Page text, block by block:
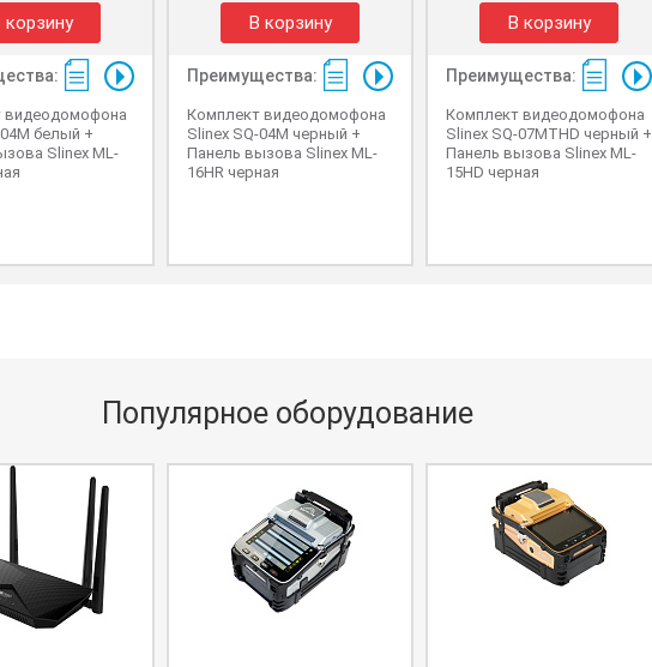
корзину
видеодомофона
белый +
Slinex ML-
В корзину
Преимущества:
Комплект видеодомофона
Slinex SQ-04M черный +
Панель вызова Slinex ML-
16HR черная
В корзину
Преимущества:
Комплект видеодомофона
Slinex SQ-07MTHD черный +
Панель вызова Slinex ML-
15HD черная
Популярное оборудование